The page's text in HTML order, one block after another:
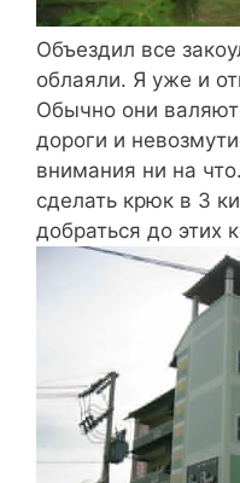
Объездил все
облаяли. Я уже и
Обычно они
дороги и
внимания ни на
сделать крюк в 3
добраться до этих